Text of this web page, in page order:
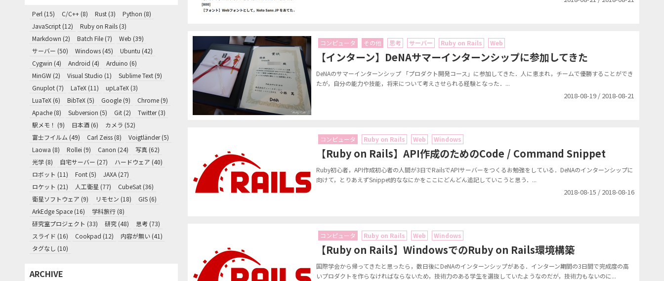
Perl (15) C/C++ (8) Rust (3)
Python (8)
JavaScript (12)
Ruby on Rails (3)
Markdown (2)
Batch File (7)
Web (39)
サーバー (50)
Windows (45)
Ubuntu (42)
Cygwin (4)
Android (4)
Arduino (6)
MinGW (2)
Visual Studio (1)
Sublime Text (9)
Gnuplot (7)
LaTeX (11)
upLaTeX (3)
LuaTeX (6)
BibTeX (5) Google (9)
Chrome (9)
Apache (8)
Subversion (5) Git (2)
Twitter (3)
駅メモ！ (9)
日本酒 (6)
カメラ (52)
富士フイルム (49)
Carl Zeiss (8)
Voigtländer (5)
Laowa (8)
Rollei (9) Canon (24)
写真 (62)
光学 (8)
自宅サーバー (27)
ハードウェア (40)
ロボット (11)
Font (5)
JAXA (27)
ロケット (21)
人工衛星 (77)
CubeSat (36)
衛星ソフトウェア (9)
リモセン (18)
GIS (6)
ArkEdge Space (16)
学科旅行 (8)
研究室プロジェクト (33)
研究 (48)
思考 (73)
スライド (16)
Cookpad (12)
内容が無い (41)
タグなし (10)
ARCHIVE
コンピュータ その他 思考 サーバー Ruby on Rails Web
【インターン】DeNAサマーインターンシップに参加してきた
DeNAのサマーインターンシップ 「プロダクト開発コース」に参加してきた．人に恵まれ，チームで優勝することができ
たが，自分の能力や技能，将来について考えさせられる経験となった．...
2018-08-19 / 2018-08-21
コンピュータ Ruby on Rails Web Windows
【Ruby on Rails】API作成のためのCode / Command Snippet
Ruby初心者，API作成初心者の人間が3日でRailsでAPIサーバーをつくるお勉強をしている．DeNAのインターンシップに
向けて，とりあえずSnippet的ななにかをここにどんどん追記していこうと思う．...
2018-08-15 / 2018-08-16
コンピュータ Ruby on Rails Web Windows
【Ruby on Rails】WindowsでのRuby on Rails環境構築
国際学会から帰ってきたと思ったら，数日後にDeNAのインターンシップがある．インターン期間の3日間で完成度の高
いプロダクトを作らなければならないため，技術力のある学生を選抜していたようなのだが，技術力もないのに...